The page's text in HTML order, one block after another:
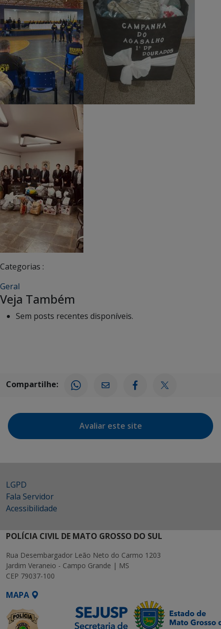
Categorias :
Geral
Veja Também
Sem posts recentes disponíveis.
Compartilhe:
Avaliar este site
LGPD
Fala Servidor
Acessibilidade
POLÍCIA CIVIL DE MATO GROSSO DO SUL
Rua Desembargador Leão Neto do Carmo 1203
Jardim Veraneio - Campo Grande | MS
CEP 79037-100
MAPA